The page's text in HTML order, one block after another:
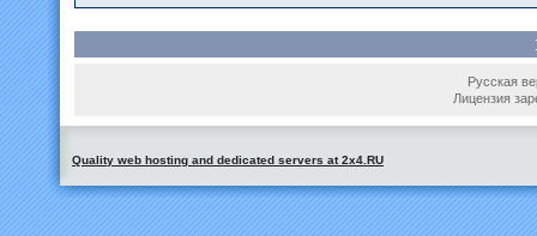
Русская
Лицензия
Quality web hosting and dedicated servers at 2x4.RU